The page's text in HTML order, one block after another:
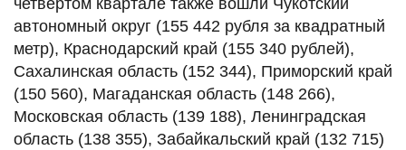
четвертом квартале также вошли Чукотский
автономный округ (155 442 рубля за квадратный
метр), Краснодарский край (155 340 рублей),
Сахалинская область (152 344), Приморский край
(150 560), Магаданская область (148 266),
Московская область (139 188), Ленинградская
область (138 355), Забайкальский край (132 715)